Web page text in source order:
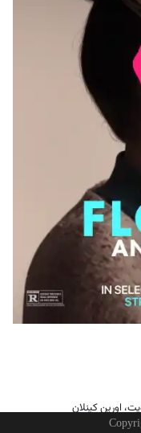
اورین کینلان